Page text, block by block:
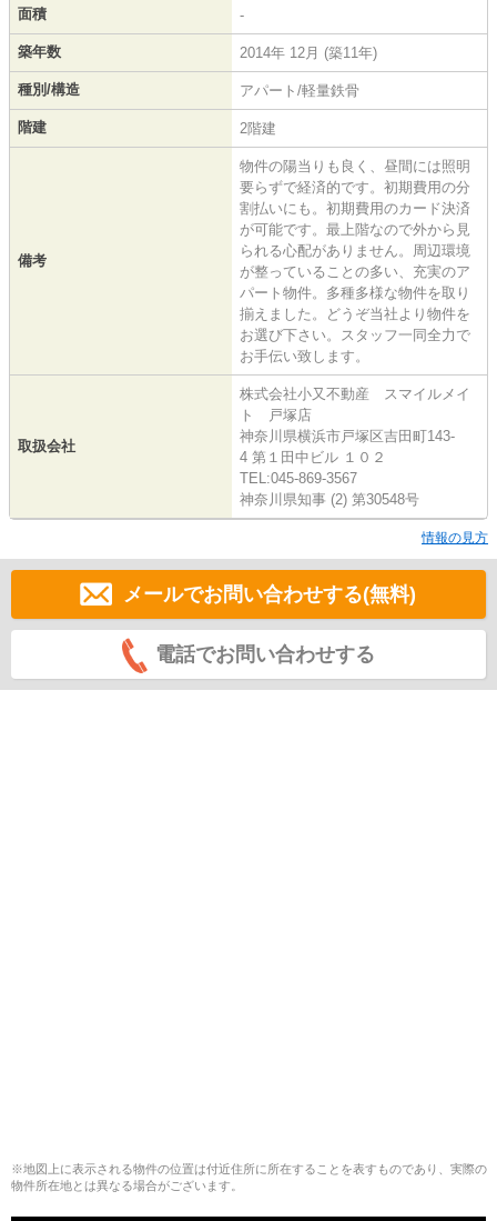
面積 -
築年数 2014年 12月 (築11年)
種別/構造 アパート/軽量鉄骨
階建 2階建
備考
物件の陽当りも良く、昼間には照明
要らずで経済的です。初期費用の分
割払いにも。初期費用のカード決済
が可能です。最上階なので外から見
られる心配がありません。周辺環境
が整っていることの多い、充実のア
パート物件。多種多様な物件を取り
揃えました。どうぞ当社より物件を
お選び下さい。スタッフ一同全力で
お手伝い致します。
取扱会社
株式会社小又不動産 スマイルメイ
ト 戸塚店
神奈川県横浜市戸塚区吉田町143-
4 第１田中ビル １０２
TEL:045-869-3567
神奈川県知事 (2) 第30548号
情報の見方
メールでお問い合わせする(無料)
電話でお問い合わせする
※地図上に表示される物件の位置は付近住所に所在することを表すものであり、実際の
物件所在地とは異なる場合がございます。